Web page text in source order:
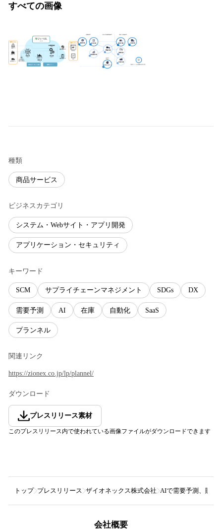
すべての画像
種類
商品サービス
ビジネスカテゴリ
システム・Webサイト・アプリ開発
アプリケーション・セキュリティ
キーワード
SCM サプライチェーンマネジメント SDGs DX
需要予測 AI 在庫 自動化 SaaS
プランネル
関連リンク
https://zionex.co.jp/lp/plannel/
ダウンロード
プレスリリース素材
このプレスリリース内で使われている画像ファイルがダウンロードできます
トップ プレスリリース ザイオネックス株式会社 AIで需要予測、販売
会社概要